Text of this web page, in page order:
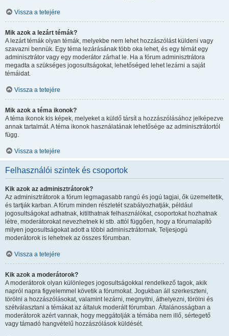
Vissza a tetejére
Mik azok a lezárt témák?
A lezárt témák olyan témák, melyekbe nem lehet hozzászólást küldeni vagy
szavazni bennük. Egy téma lezárásának több oka lehet, és egy témát egy
adminisztrátor vagy egy moderátor zárhat le. Ha a fórum adminisztrátora
megadta a szükséges jogosultságokat, lehetőséged lehet lezárni a saját
témáidat.
Vissza a tetejére
Mik azok a téma ikonok?
A téma ikonok kis képek, melyeket a küldő társít a hozzászólásához jelképezve
annak tartalmát. A téma ikonok használatának lehetősége az adminisztrátortól
függ.
Vissza a tetejére
Felhasználói szintek és csoportok
Kik azok az adminisztrátorok?
Az adminisztrátorok a fórum legmagasabb rangú és jogú tagjai, ők üzemeltetik,
és tartják karban. A fórum minden részletét szabályozhatják, például
jogosultságokat adhatnak, kitilthatnak felhasználókat, csoportokat hozhatnak
létre, moderátorokat nevezhetnek ki stb. attól függően, hogy a fórumalapító
milyen jogosultságokat adott a többi adminisztrátornak. Teljesjogú
moderátorok is lehetnek az összes fórumban.
Vissza a tetejére
Kik azok a moderátorok?
A moderátorok olyan különleges jogosultságokkal rendelkező tagok, akik
napról napra figyelemmel követik a fórumokat. Jogukban áll szerkeszteni,
törölni a hozzászólásokat, valamint lezárni, megnyitni, áthelyezni, törölni és
szétválasztani a témákat az általuk moderált fórumban. Általánosságban a
moderátorok azért vannak, hogy meggátolják a témába nem illő, sértegető
vagy támadó hangvételű hozzászólások küldését.